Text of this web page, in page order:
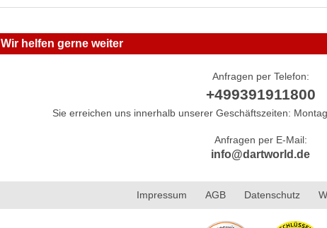
Wir helfen gerne weiter
Anfragen per Telefon:
+499391911800
Sie erreichen uns innerhalb unserer Geschäftszeiten:
Anfragen per E-Mail:
info@dartworld.de
Impressum AGB Datenschutz